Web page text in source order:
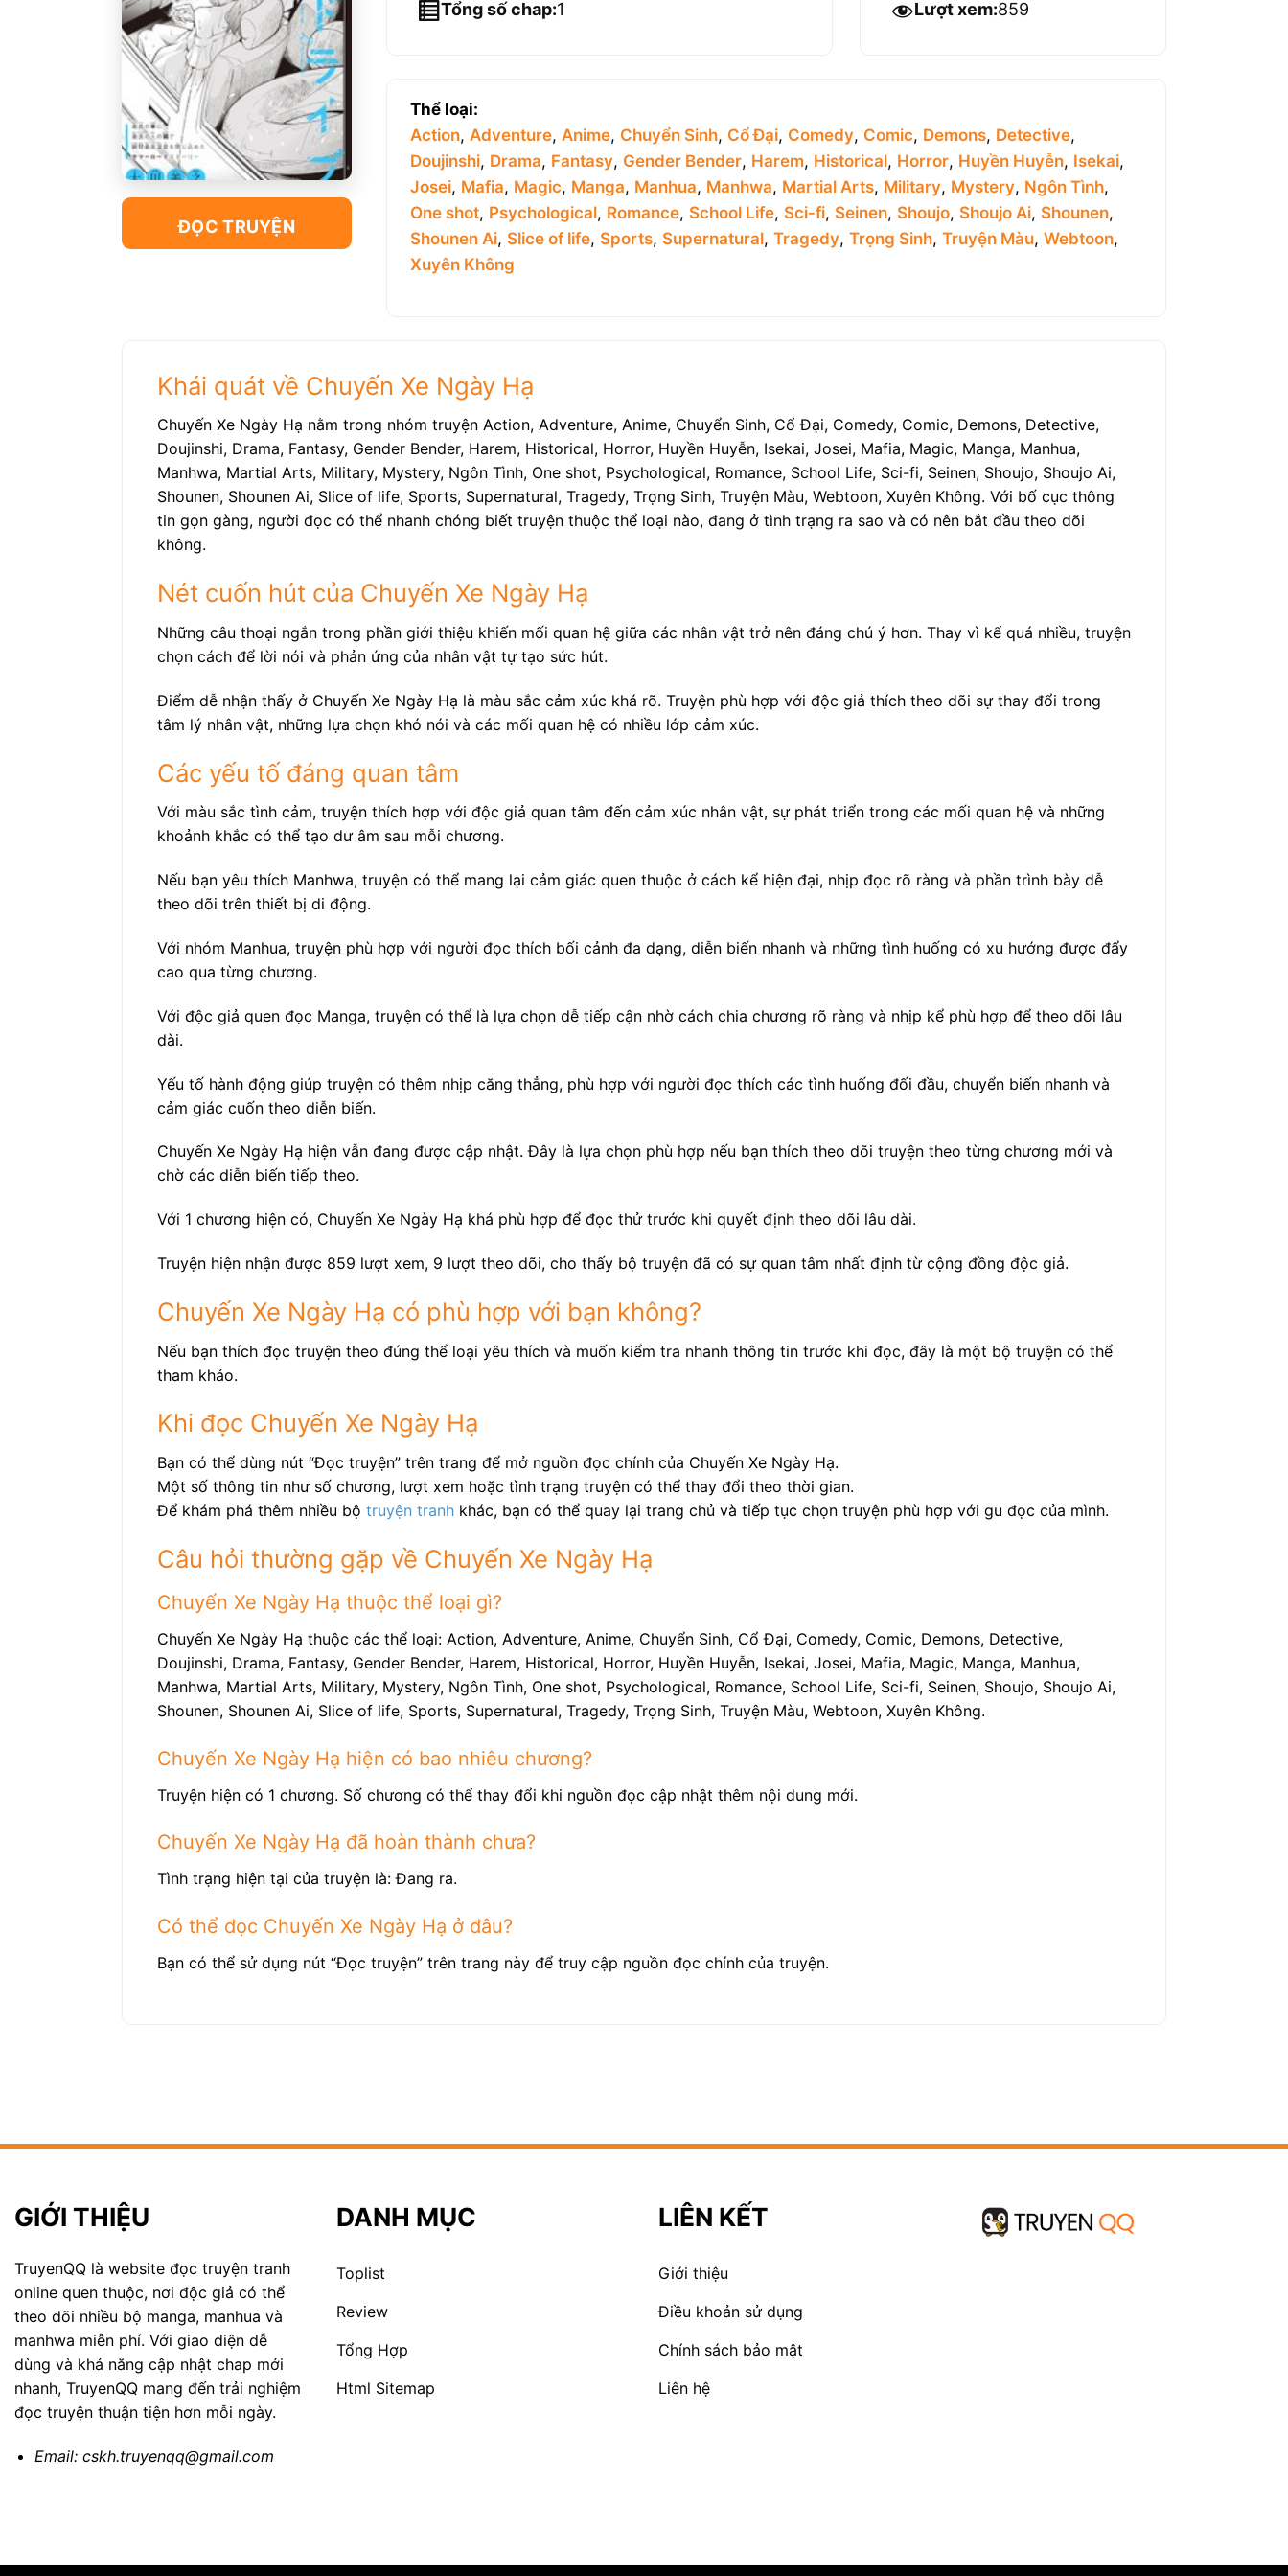
ĐỌC TRUYỆN
Tổng số chap:1 Lượt xem:859
Thể loại:
Action, Adventure, Anime, Chuyển Sinh, Cổ Đại, Comedy, Comic, Demons, Detective,
Doujinshi, Drama, Fantasy, Gender Bender, Harem, Historical, Horror, Huyền Huyễn, Isekai,
Josei, Mafia, Magic, Manga, Manhua, Manhwa, Martial Arts, Military, Mystery, Ngôn Tình,
One shot, Psychological, Romance, School Life, Sci-fi, Seinen, Shoujo, Shoujo Ai, Shounen,
Shounen Ai, Slice of life, Sports, Supernatural, Tragedy, Trọng Sinh, Truyện Màu, Webtoon,
Xuyên Không
Khái quát về Chuyến Xe Ngày Hạ
Chuyến Xe Ngày Hạ nằm trong nhóm truyện Action, Adventure, Anime, Chuyển Sinh, Cổ Đại, Comedy, Comic, Demons, Detective,
Doujinshi, Drama, Fantasy, Gender Bender, Harem, Historical, Horror, Huyền Huyễn, Isekai, Josei, Mafia, Magic, Manga, Manhua,
Manhwa, Martial Arts, Military, Mystery, Ngôn Tình, One shot, Psychological, Romance, School Life, Sci-fi, Seinen, Shoujo, Shoujo Ai,
Shounen, Shounen Ai, Slice of life, Sports, Supernatural, Tragedy, Trọng Sinh, Truyện Màu, Webtoon, Xuyên Không. Với bố cục thông
tin gọn gàng, người đọc có thể nhanh chóng biết truyện thuộc thể loại nào, đang ở tình trạng ra sao và có nên bắt đầu theo dõi
không.
Nét cuốn hút của Chuyến Xe Ngày Hạ
Những câu thoại ngắn trong phần giới thiệu khiến mối quan hệ giữa các nhân vật trở nên đáng chú ý hơn. Thay vì kể quá nhiều, truyện
chọn cách để lời nói và phản ứng của nhân vật tự tạo sức hút.
Điểm dễ nhận thấy ở Chuyến Xe Ngày Hạ là màu sắc cảm xúc khá rõ. Truyện phù hợp với độc giả thích theo dõi sự thay đổi trong
tâm lý nhân vật, những lựa chọn khó nói và các mối quan hệ có nhiều lớp cảm xúc.
Các yếu tố đáng quan tâm
Với màu sắc tình cảm, truyện thích hợp với độc giả quan tâm đến cảm xúc nhân vật, sự phát triển trong các mối quan hệ và những
khoảnh khắc có thể tạo dư âm sau mỗi chương.
Nếu bạn yêu thích Manhwa, truyện có thể mang lại cảm giác quen thuộc ở cách kể hiện đại, nhịp đọc rõ ràng và phần trình bày dễ
theo dõi trên thiết bị di động.
Với nhóm Manhua, truyện phù hợp với người đọc thích bối cảnh đa dạng, diễn biến nhanh và những tình huống có xu hướng được đẩy
cao qua từng chương.
Với độc giả quen đọc Manga, truyện có thể là lựa chọn dễ tiếp cận nhờ cách chia chương rõ ràng và nhịp kể phù hợp để theo dõi lâu
dài.
Yếu tố hành động giúp truyện có thêm nhịp căng thẳng, phù hợp với người đọc thích các tình huống đối đầu, chuyển biến nhanh và
cảm giác cuốn theo diễn biến.
Chuyến Xe Ngày Hạ hiện vẫn đang được cập nhật. Đây là lựa chọn phù hợp nếu bạn thích theo dõi truyện theo từng chương mới và
chờ các diễn biến tiếp theo.
Với 1 chương hiện có, Chuyến Xe Ngày Hạ khá phù hợp để đọc thử trước khi quyết định theo dõi lâu dài.
Truyện hiện nhận được 859 lượt xem, 9 lượt theo dõi, cho thấy bộ truyện đã có sự quan tâm nhất định từ cộng đồng độc giả.
Chuyến Xe Ngày Hạ có phù hợp với bạn không?
Nếu bạn thích đọc truyện theo đúng thể loại yêu thích và muốn kiểm tra nhanh thông tin trước khi đọc, đây là một bộ truyện có thể
tham khảo.
Khi đọc Chuyến Xe Ngày Hạ
Bạn có thể dùng nút “Đọc truyện” trên trang để mở nguồn đọc chính của Chuyến Xe Ngày Hạ.
Một số thông tin như số chương, lượt xem hoặc tình trạng truyện có thể thay đổi theo thời gian.
Để khám phá thêm nhiều bộ truyện tranh khác, bạn có thể quay lại trang chủ và tiếp tục chọn truyện phù hợp với gu đọc của mình.
Câu hỏi thường gặp về Chuyến Xe Ngày Hạ
Chuyến Xe Ngày Hạ thuộc thể loại gì?
Chuyến Xe Ngày Hạ thuộc các thể loại: Action, Adventure, Anime, Chuyển Sinh, Cổ Đại, Comedy, Comic, Demons, Detective,
Doujinshi, Drama, Fantasy, Gender Bender, Harem, Historical, Horror, Huyền Huyễn, Isekai, Josei, Mafia, Magic, Manga, Manhua,
Manhwa, Martial Arts, Military, Mystery, Ngôn Tình, One shot, Psychological, Romance, School Life, Sci-fi, Seinen, Shoujo, Shoujo Ai,
Shounen, Shounen Ai, Slice of life, Sports, Supernatural, Tragedy, Trọng Sinh, Truyện Màu, Webtoon, Xuyên Không.
Chuyến Xe Ngày Hạ hiện có bao nhiêu chương?
Truyện hiện có 1 chương. Số chương có thể thay đổi khi nguồn đọc cập nhật thêm nội dung mới.
Chuyến Xe Ngày Hạ đã hoàn thành chưa?
Tình trạng hiện tại của truyện là: Đang ra.
Có thể đọc Chuyến Xe Ngày Hạ ở đâu?
Bạn có thể sử dụng nút “Đọc truyện” trên trang này để truy cập nguồn đọc chính của truyện.
GIỚI THIỆU
TruyenQQ là website đọc truyện tranh
online quen thuộc, nơi độc giả có thể
theo dõi nhiều bộ manga, manhua và
manhwa miễn phí. Với giao diện dễ
dùng và khả năng cập nhật chap mới
nhanh, TruyenQQ mang đến trải nghiệm
đọc truyện thuận tiện hơn mỗi ngày.
Email: cskh.truyenqq@gmail.com
DANH MỤC
Toplist
Review
Tổng Hợp
Html Sitemap
LIÊN KẾT
Giới thiệu
Điều khoản sử dụng
Chính sách bảo mật
Liên hệ